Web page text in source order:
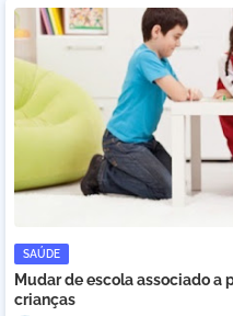
SAÚDE
Mudar de escola associado a
crianças